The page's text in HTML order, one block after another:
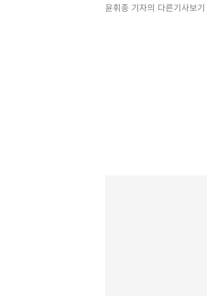
윤휘종 기자의 다른기사보기